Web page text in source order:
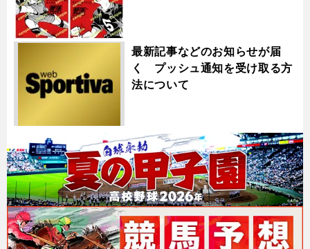
最新記事などのお知らせが届
く プッシュ通知を受け取る方
法について